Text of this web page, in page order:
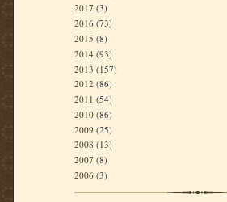
2017 (3)
2016 (73)
2015 (8)
2014 (93)
2013 (157)
2012 (86)
2011 (54)
2010 (86)
2009 (25)
2008 (13)
2007 (8)
2006 (3)